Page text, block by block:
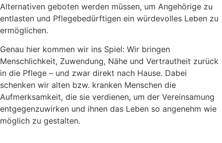
Alternativen geboten werden müssen, um Angehörige zu
entlasten und Pflegebedürftigen ein würdevolles Leben zu
ermöglichen.
Genau hier kommen wir ins Spiel: Wir bringen
Menschlichkeit, Zuwendung, Nähe und Vertrautheit zurück
in die Pflege – und zwar direkt nach Hause. Dabei
schenken wir alten bzw. kranken Menschen die
Aufmerksamkeit, die sie verdienen, um der Vereinsamung
entgegenzuwirken und ihnen das Leben so angenehm wie
möglich zu gestalten.